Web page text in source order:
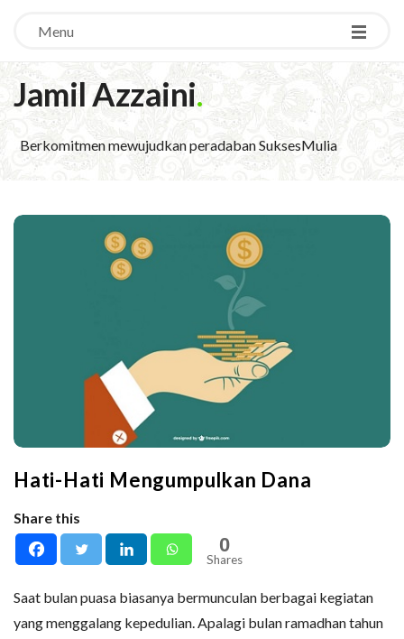
Menu
Jamil Azzaini.
Berkomitmen mewujudkan peradaban SuksesMulia
Hati-Hati Mengumpulkan Dana
Share this
0
Shares
Saat bulan puasa biasanya bermunculan berbagai kegiatan
yang menggalang kepedulian. Apalagi bulan ramadhan tahun